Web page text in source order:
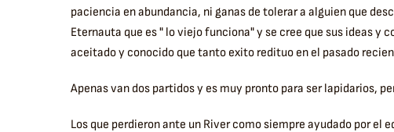
paciencia en abundancia, ni ganas de tolerar a alguien que
Eternauta que es " lo viejo funciona" y se cree que sus ideas y
aceitado y conocido que tanto exito redituo en el pasado
Apenas van dos partidos y es muy pronto para ser lapidarios,
Los que perdieron ante un River como siempre ayudado por el